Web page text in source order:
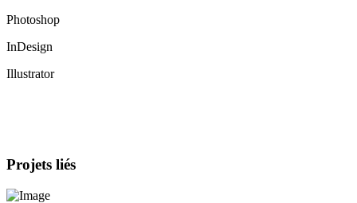
Photoshop
InDesign
Illustrator
Projets liés